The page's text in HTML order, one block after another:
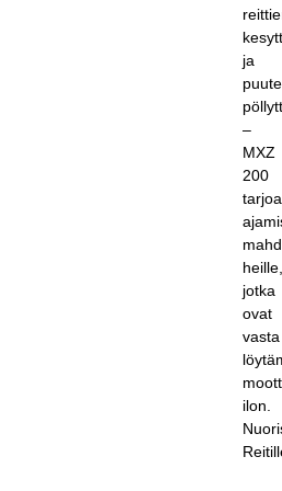
ja
–
MXZ
200
jotka
ovat
vasta
ilon.